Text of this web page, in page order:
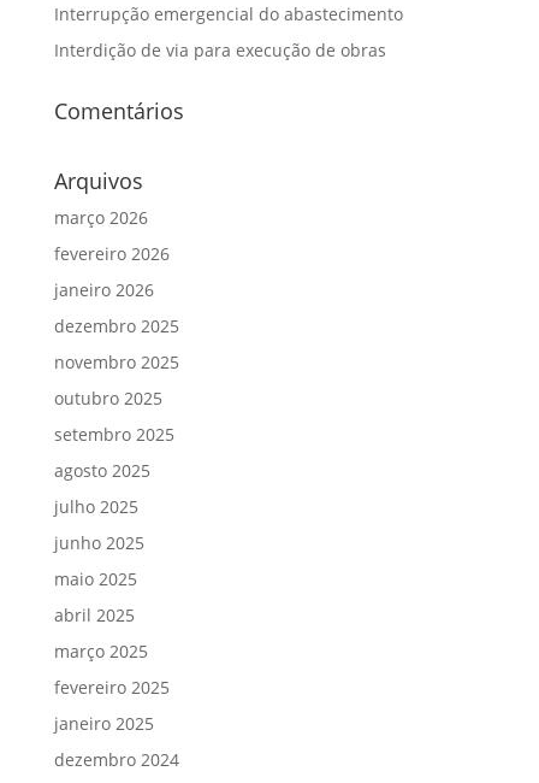
Interrupção emergencial do abastecimento
Interdição de via para execução de obras
Comentários
Arquivos
março 2026
fevereiro 2026
janeiro 2026
dezembro 2025
novembro 2025
outubro 2025
setembro 2025
agosto 2025
julho 2025
junho 2025
maio 2025
abril 2025
março 2025
fevereiro 2025
janeiro 2025
dezembro 2024